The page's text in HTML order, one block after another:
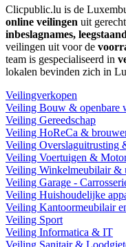
Clicpublic.lu is de
online veilingen uit
inbeslagnames,
veilingen uit voor de
team is gespecialiseerd in
lokalen bevinden zich in
Veilingverkopen
Veiling Bouw & openbare
Veiling Gereedschap
Veiling HoReCa &
Veiling Overslaguitrusting
Veiling Voertuigen &
Veiling Winkelmeubilair &
Veiling Garage -
Veiling Huishoudelijke
Veiling Kantoormeubilair
Veiling Sport
Veiling Informatica & IT